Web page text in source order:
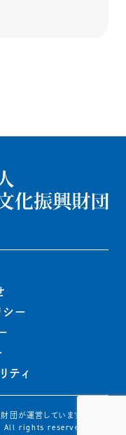
シー
ティ
が運営しています
rights reserved.